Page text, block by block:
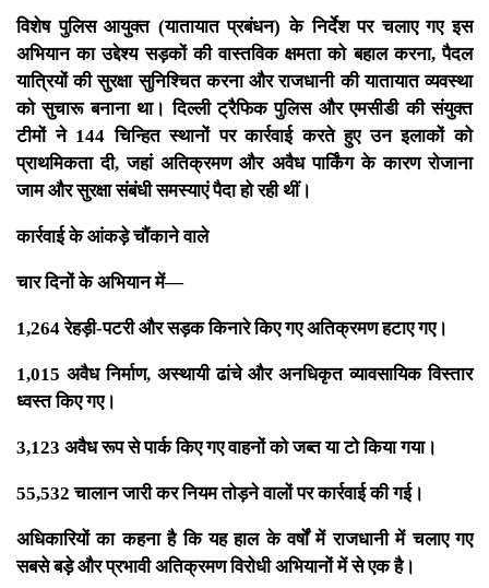
विशेष पुलिस आयुक्त (यातायात प्रबंधन) के निर्देश पर चलाए गए इस
अभियान का उद्देश्य सड़कों की वास्तविक क्षमता को बहाल करना, पैदल
यात्रियों की सुरक्षा सुनिश्चित करना और राजधानी की यातायात व्यवस्था
को सुचारू बनाना था। दिल्ली ट्रैफिक पुलिस और एमसीडी की संयुक्त
टीमों ने 144 चिन्हित स्थानों पर कार्रवाई करते हुए उन इलाकों को
प्राथमिकता दी, जहां अतिक्रमण और अवैध पार्किंग के कारण रोजाना
जाम और सुरक्षा संबंधी समस्याएं पैदा हो रही थीं।
कार्रवाई के आंकड़े चौंकाने वाले
चार दिनों के अभियान में—
1,264 रेहड़ी-पटरी और सड़क किनारे किए गए अतिक्रमण हटाए गए।
1,015 अवैध निर्माण, अस्थायी ढांचे और अनधिकृत व्यावसायिक विस्तार
ध्वस्त किए गए।
3,123 अवैध रूप से पार्क किए गए वाहनों को जब्त या टो किया गया।
55,532 चालान जारी कर नियम तोड़ने वालों पर कार्रवाई की गई।
अधिकारियों का कहना है कि यह हाल के वर्षों में राजधानी में चलाए गए
सबसे बड़े और प्रभावी अतिक्रमण विरोधी अभियानों में से एक है।